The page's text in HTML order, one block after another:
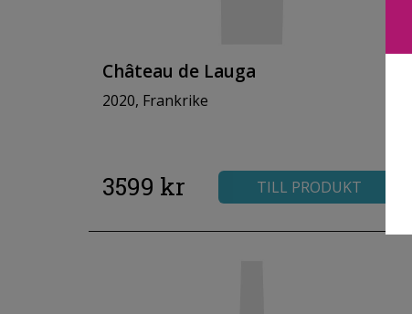
Château de Lauga
2020, Frankrike
3599 kr TILL PRODUKT